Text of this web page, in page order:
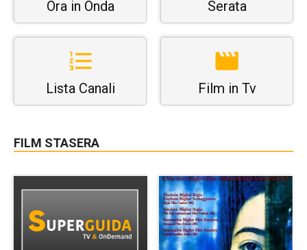
Ora in Onda Serata
Lista Canali Film in Tv
FILM STASERA